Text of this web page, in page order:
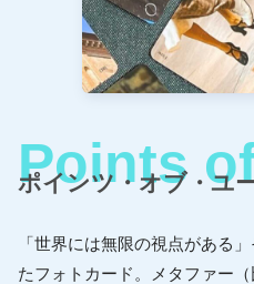
ポインツ・オブ・ユ
「世界には無限の視点がある
たフォトカード。メタファー